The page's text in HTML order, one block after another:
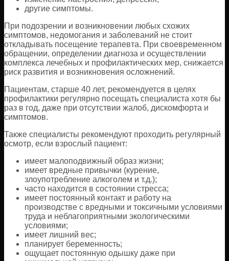
другие симптомы.
При подозрении и возникновении любых схожих
симптомов, недомогания и заболеваний не стоит
откладывать посещение терапевта. При своевременном
обращении, определении диагноза и осуществлении
комплекса лечебных и профилактических мер, снижается
риск развития и возникновения осложнений.
Пациентам, старше 40 лет, рекомендуется в целях
профилактики регулярно посещать специалиста хотя бы
раз в год, даже при отсутствии жалоб, дискомфорта и
симптомов.
Также специалисты рекомендуют проходить регулярный
осмотр, если взрослый пациент:
имеет малоподвижный образ жизни;
имеет вредные привычки (курение,
злоупотребление алкоголем и т.д.);
часто находится в состоянии стресса;
имеет постоянный контакт и работу на
производстве с вредными и токсичными условиями
труда и неблагоприятными экологическими
условиями;
имеет лишний вес;
планирует беременность;
ощущает постоянную одышку даже при